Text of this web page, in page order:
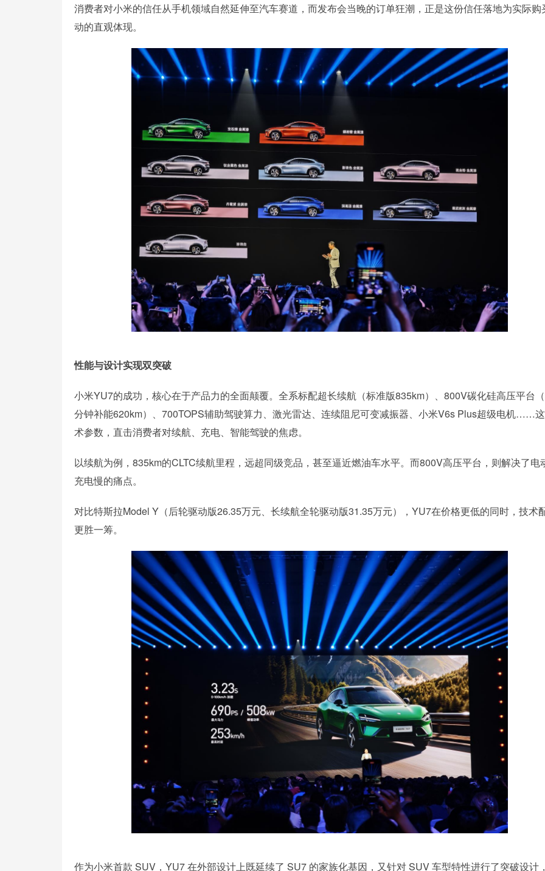
消费者对小米的信任从手机领域自然延伸至汽车赛道，而发布会当晚的订单狂潮，正是这份信任落地为实际购
动的直观体现。
性能与设计实现双突破
小米YU7的成功，核心在于产品力的全面颠覆。全系标配超长续航（标准版835km）、800V碳化硅高压平台
分钟补能620km）、700TOPS辅助驾驶算力、激光雷达、连续阻尼可变减振器、小米V6s Plus超级电机……
术参数，直击消费者对续航、充电、智能驾驶的焦虑。
以续航为例，835km的CLTC续航里程，远超同级竞品，甚至逼近燃油车水平。而800V高压平台，则解决了电
充电慢的痛点。
对比特斯拉Model Y（后轮驱动版26.35万元、长续航全轮驱动版31.35万元），YU7在价格更低的同时，技术
更胜一筹。
作为小米首款 SUV，YU7 在外部设计上既延续了 SU7 的家族化基因，又针对 SUV 车型特性进行了突破设计